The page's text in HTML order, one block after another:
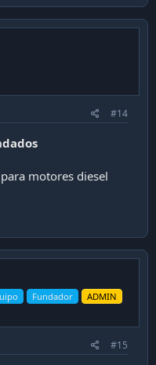
#14
motores diesel
Fundador ADMIN
#15